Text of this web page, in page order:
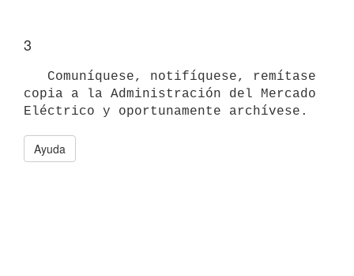
3
copia a la Administración del Mercado
Ayuda